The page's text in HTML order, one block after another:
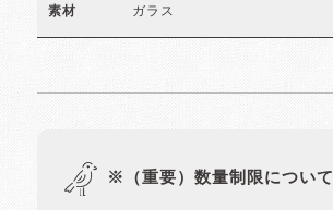
素材 ガラス
※（重要）数量制限について